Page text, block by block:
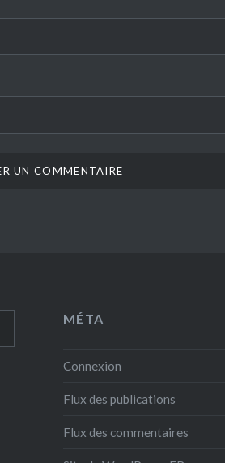
MÉTA
Connexion
Flux des publications
Flux des commentaires